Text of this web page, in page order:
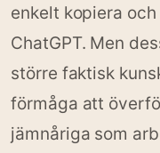
enkelt kopiera
ChatGPT. Men
större faktisk
förmåga att
jämnåriga som